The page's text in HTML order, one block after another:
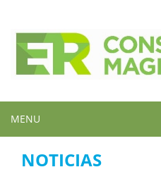
MENU
NOTICIAS